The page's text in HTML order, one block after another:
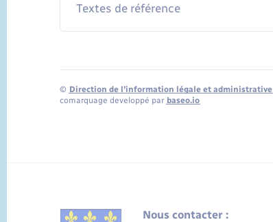
Textes de référence
© Direction de l’information légale et administrative
comarquage developpé par baseo.io
Nous contacter :